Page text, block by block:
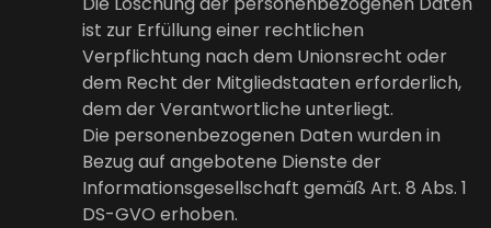
ist zur Erfüllung einer rechtlichen
Verpflichtung nach dem Unionsrecht oder
dem Recht der Mitgliedstaaten erforderlich,
dem der Verantwortliche unterliegt.
Die personenbezogenen Daten wurden in
Bezug auf angebotene Dienste der
Informationsgesellschaft gemäß Art. 8 Abs. 1
DS-GVO erhoben.